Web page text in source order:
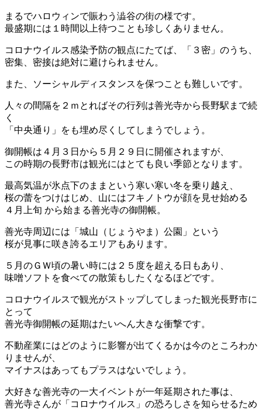
まるでハロウィンで賑わう澁谷の街の様です。
最盛期には１時間以上待つことも珍しくありません。
コロナウイルス感染予防の観点にたてば、「３密」のうち、
密集、密接は絶対に避けられません。
また、ソーシャルディスタンスを保つことも難しいです。
人々の間隔を２ｍとればその行列は善光寺から長野駅まで続
く
「中央通り」をも埋め尽くしてしまうでしょう。
御開帳は４月３日から５月２９日に開催されますが、
この時期の長野市は観光にはとても良い季節となります。
最高気温が氷点下のままという寒い寒い冬を乗り越え、
桜の蕾をつけはじめ、山にはフキノトウが顔を見せ始める
４月上旬 から始まる善光寺の御開帳。
善光寺周辺には「城山（じょうやま）公園」という
桜が見事に咲き誇るエリアもあります。
５月のＧＷ頃の暑い時には２５度を超える日もあり、
味噌ソフトを食べての散策もしたくなるほどです。
コロナウイルスで観光がストップしてしまった観光長野市に
とって
善光寺御開帳の延期はたいへん大きな衝撃です。
不動産業にはどのように影響が出てくるかは今のところわか
りませんが、
マイナスはあってもプラスはないでしょう。
大好きな善光寺の一大イベントが一年延期された事は、
善光寺さんが「コロナウイルス」の恐ろしさを知らせるため